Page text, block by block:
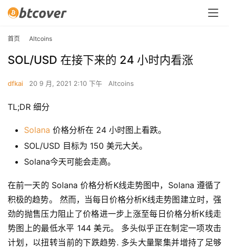
首页 Altcoins
SOL/USD 在接下来的 24 小时内看涨
dfkai 20 9 月, 2021 2:10 下午 Altcoins
TL;DR 细分
Solana 价格分析在 24 小时图上看跌。
SOL/USD 目标为 150 美元大关。
Solana今天可能会走高。
在前一天的 Solana 价格分析K线走势图中，Solana 遵循了
积极的趋势。 然而，当每日价格分析K线走势图建立时，强
劲的抛售压力阻止了价格进一步上涨至每日价格分析K线走
势图上的最低水平 144 美元。 多头似乎正在制定一项攻击
计划，以扭转当前的下跌趋势. 多头大量聚集并增持了足够